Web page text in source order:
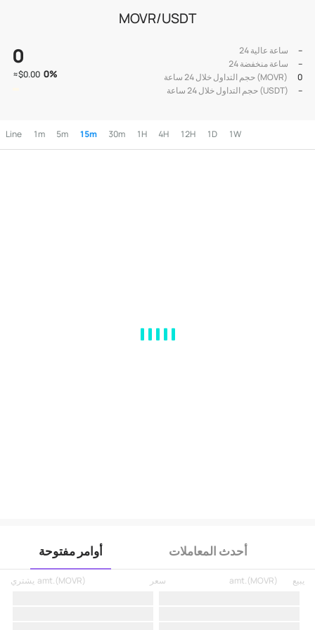
MOVR/USDT
0
≈$0.00 0%
24 ساعة عالية
--
24 ساعة منخفضة
--
حجم التداول خلال 24 ساعة (MOVR)
0
حجم التداول خلال 24 ساعة (USDT)
--
Line 1m 5m 15m 30m 1H 4H 12H 1D 1W
أوامر مفتوحة أحدث المعاملات
يشتري amt.(MOVR) سعر يبيع amt.(MOVR)